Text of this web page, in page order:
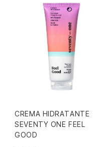
CREMA HIDRATANTE
SEVENTY ONE FEEL
GOOD